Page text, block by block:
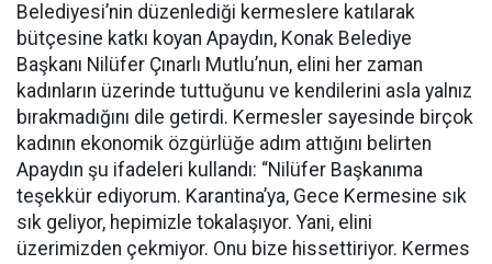
Belediyesi’nin düzenlediği kermeslere katılarak
bütçesine katkı koyan Apaydın, Konak Belediye
Başkanı Nilüfer Çınarlı Mutlu’nun, elini her zaman
kadınların üzerinde tuttuğunu ve kendilerini asla yalnız
bırakmadığını dile getirdi. Kermesler sayesinde birçok
kadının ekonomik özgürlüğe adım attığını belirten
Apaydın şu ifadeleri kullandı: “Nilüfer Başkanıma
teşekkür ediyorum. Karantina’ya, Gece Kermesine sık
sık geliyor, hepimizle tokalaşıyor. Yani, elini
üzerimizden çekmiyor. Onu bize hissettiriyor. Kermes